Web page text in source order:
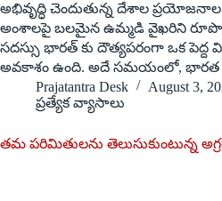
అభివృద్ధి చెందుతున్న దేశాల ప్రయోజనాల
అంశాలపై బలమైన ఉమ్మడి వైఖరిని
సదస్సు భారత్ ‌కు దౌత్యపరంగా ఒక
అవకాశం ఉంది. అదే సమయంలో, భారత
Prajatantra Desk
August 3,
ప్రత్యేక వ్యాసాలు
త‌మ ప‌రిమితుల‌ను తెలుసుకుంటున్న‌